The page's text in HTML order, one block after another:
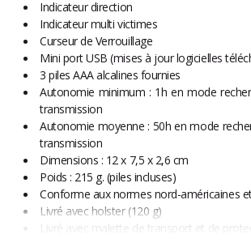
Indicateur direction
Indicateur multi victimes
Curseur de Verrouillage
Mini port USB (mises à jour logicielles
3 piles AAA alcalines fournies
Autonomie minimum : 1h en mode
transmission
Autonomie moyenne : 50h en mode
transmission
Dimensions : 12 x 7,5 x 2,6 cm
Poids : 215 g. (piles incluses)
Conforme aux normes nord-américaines
Livré avec holster (120 g)
Livré avec malette de transport et de